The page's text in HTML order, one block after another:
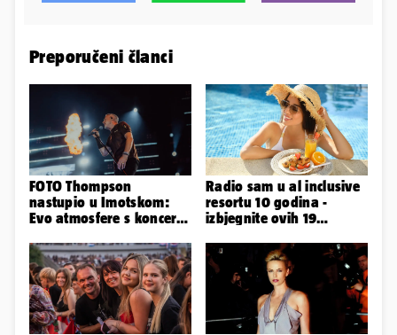
Preporučeni članci
FOTO Thompson
nastupio u Imotskom:
Evo atmosfere s koncerta
Radio sam u al inclusive
resortu 10 godina -
izbjegnite ovih 19
odmor